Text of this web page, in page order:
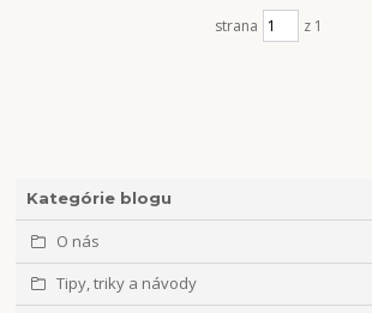
Kategórie blogu
O nás
Tipy, triky a návody
strana z 1